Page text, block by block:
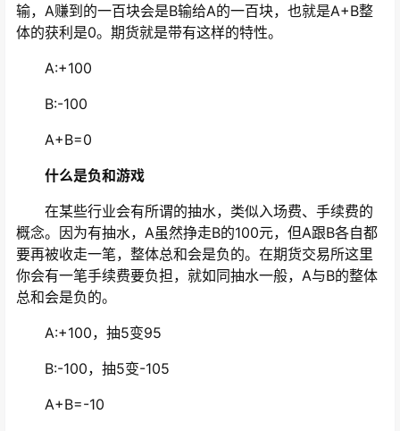
输，A赚到的一百块会是B输给A的一百块，也就是A+B整
体的获利是0。期货就是带有这样的特性。
A:+100
B:-100
A+B=0
什么是负和游戏
在某些行业会有所谓的抽水，类似入场费、手续费的
概念。因为有抽水，A虽然挣走B的100元，但A跟B各自都
要再被收走一笔，整体总和会是负的。在期货交易所这里
你会有一笔手续费要负担，就如同抽水一般，A与B的整体
总和会是负的。
A:+100，抽5变95
B:-100，抽5变-105
A+B=-10